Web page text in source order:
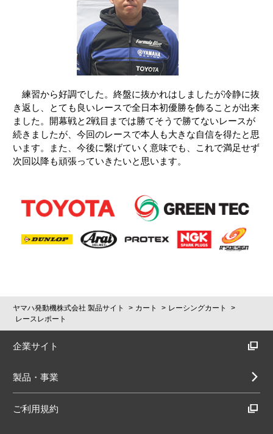
練習から好調でした。終盤に抜かれはしましたが冷静に抜
き返し、とても良いレースで全日本初優勝を飾ることが出来
ました。開幕戦と2戦目までは勝てそうで勝てないレースが
続きましたが、今回のレースで本人も大きな自信を得たと思
います。また、今後に繋げていく意味でも、これで満足せず
次回以降も頑張っていきたいと思います。
ヤマハ発動機株式会社 製品サイト カート
レーシングカート
レースレポート
企業サイト
製品・事業
ご利用規約